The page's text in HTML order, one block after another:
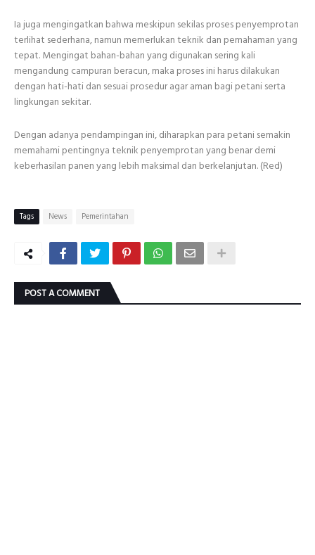
Ia juga mengingatkan bahwa meskipun sekilas proses penyemprotan
terlihat sederhana, namun memerlukan teknik dan pemahaman yang
tepat. Mengingat bahan-bahan yang digunakan sering kali
mengandung campuran beracun, maka proses ini harus dilakukan
dengan hati-hati dan sesuai prosedur agar aman bagi petani serta
lingkungan sekitar.
Dengan adanya pendampingan ini, diharapkan para petani semakin
memahami pentingnya teknik penyemprotan yang benar demi
keberhasilan panen yang lebih maksimal dan berkelanjutan. (Red)
Tags News Pemerintahan
POST A COMMENT